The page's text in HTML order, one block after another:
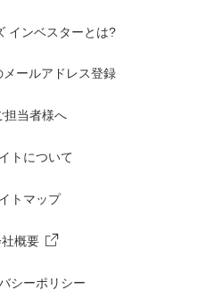
インベスターとは?
ールアドレス登録
担当者様へ
トについて
トマップ
概要
シーポリシー